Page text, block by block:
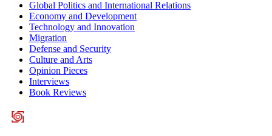
Global Politics and International Relations
Economy and Development
Technology and Innovation
Migration
Defense and Security
Culture and Arts
Opinion Pieces
Interviews
Book Reviews